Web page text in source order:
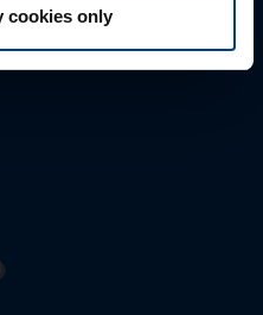
cookies only